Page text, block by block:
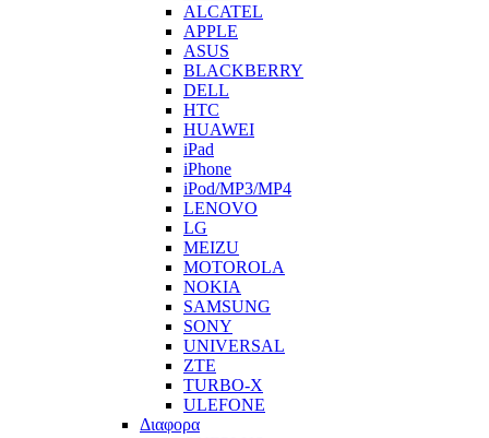
ALCATEL
APPLE
ASUS
BLACKBERRY
DELL
HTC
HUAWEI
iPad
iPhone
iPod/MP3/MP4
LENOVO
LG
MEIZU
MOTOROLA
NOKIA
SAMSUNG
SONY
UNIVERSAL
ZTE
TURBO-X
ULEFONE
Διαφορα